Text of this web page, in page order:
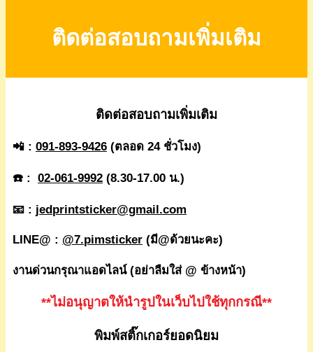
ติดต่อสอบถามเพิ่มเติม
ติดต่อสอบถามเพิ่มเติม
📲 : 091-893-9426 (ตลอด 24 ชั่วโมง)
☎️ : 02-061-9992 (8.30-17.00 น.)
📧 : jedprintsticker@gmail.com
LINE@ : @7.pimsticker (มี@ด้วยนะคะ)
งานด่วนกรุณาแอดไลน์ (อย่าลืมใส่ @ ข้างหน้า)
**ไม่อนุญาตให้นำรูปในเว็บไปใช้ทุกกรณี**
พิมพ์สติ๊กเกอร์ยอดนิยม